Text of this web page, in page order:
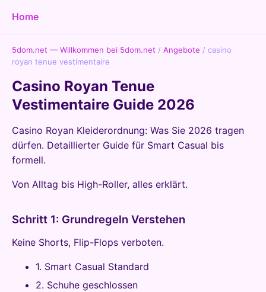
Home
5dom.net — Willkommen bei 5dom.net / Angebote / casino
royan tenue vestimentaire
Casino Royan Tenue
Vestimentaire Guide 2026
Casino Royan Kleiderordnung: Was Sie 2026 tragen
dürfen. Detaillierter Guide für Smart Casual bis
formell.
Von Alltag bis High-Roller, alles erklärt.
Schritt 1: Grundregeln Verstehen
Keine Shorts, Flip-Flops verboten.
1. Smart Casual Standard
2. Schuhe geschlossen